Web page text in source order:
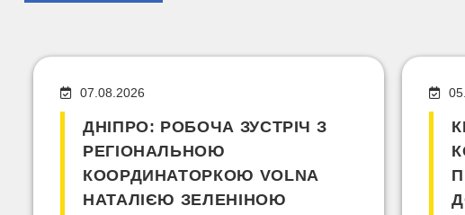
07.08.2026
ДНІПРО: РОБОЧА ЗУСТРІЧ З
РЕГІОНАЛЬНОЮ
КООРДИНАТОРКОЮ VOLNA
НАТАЛІЄЮ ЗЕЛЕНІНОЮ